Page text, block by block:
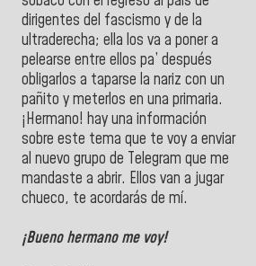
dirigentes del fascismo y de la
ultraderecha; ella los va a poner a
pelearse entre ellos pa’ después
obligarlos a taparse la nariz con un
pañito y meterlos en una primaria.
¡Hermano! hay una información
sobre este tema que te voy a enviar
al nuevo grupo de Telegram que me
mandaste a abrir. Ellos van a jugar
chueco, te acordarás de mí.
¡Bueno hermano me voy!